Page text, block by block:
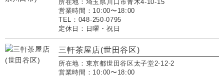
所在地：埼玉県川口市青木4-10-15
営業時間：10:00〜18:00
TEL：048-250-0795
定休日：日曜・祝日
三軒茶屋店(世田谷区)
所在地：東京都世田谷区太子堂2-12-2
営業時間：10:00〜18:00